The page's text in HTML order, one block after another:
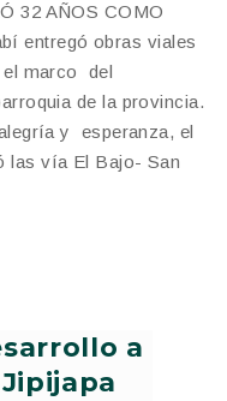
32 AÑOS COMO
entregó obras viales
el marco del
de la provincia.
y esperanza, el
las vía El Bajo- San
a